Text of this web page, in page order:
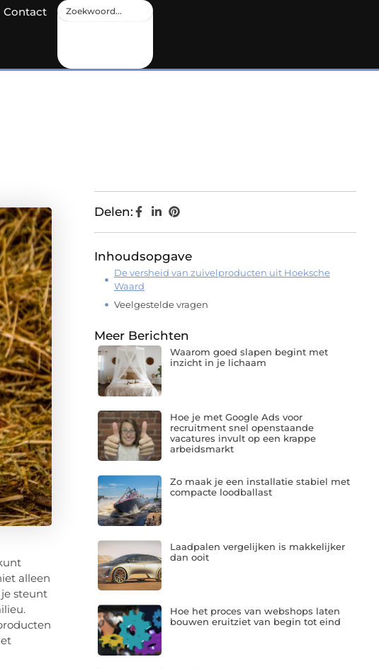
Contact
alleen
steunt
Delen:
Inhoudsopgave
De versheid van zuivelproducten uit Hoeksche
Waard
Veelgestelde vragen
Meer Berichten
Waarom goed slapen begint met
inzicht in je lichaam
Hoe je met Google Ads voor
recruitment snel openstaande
vacatures invult op een krappe
arbeidsmarkt
Zo maak je een installatie stabiel met
compacte loodballast
Laadpalen vergelijken is makkelijker
dan ooit
Hoe het proces van webshops laten
bouwen eruitziet van begin tot eind